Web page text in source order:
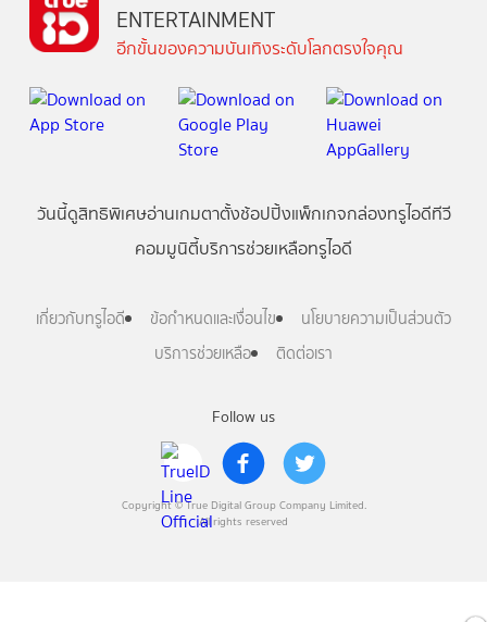
Follow us
Copyright © True Digital Group Company Limited.
All rights reserved
ENTERTAINMENT
อีกขั้นของความบันเทิงระดับโลกตรงใจคุณ
วันนี้ดูสิทธิพิเศษอ่านเกมตาตั้งช้อปปิ้งแพ็กเกจกล่องทรูไอดีทีวี
คอมมูนิตี้บริการช่วยเหลือทรูไอดี
เกี่ยวกับทรูไอดี ข้อกำหนดและเงื่อนไข
นโยบายความเป็นส่วนตัว
บริการช่วยเหลือ
ติดต่อเรา